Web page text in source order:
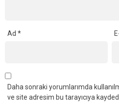
Ad *
Daha sonraki yorumlarımda
ve site adresim bu tarayıcıya